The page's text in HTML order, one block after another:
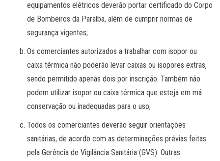
equipamentos elétricos deverão portar certificado do Corpo
de Bombeiros da Paraíba, além de cumprir normas de
segurança vigentes;
Os comerciantes autorizados a trabalhar com isopor ou
caixa térmica não poderão levar caixas ou isopores extras,
sendo permitido apenas dois por inscrição. Também não
podem utilizar isopor ou caixa térmica que esteja em má
conservação ou inadequadas para o uso;
Todos os comerciantes deverão seguir orientações
sanitárias, de acordo com as determinações prévias feitas
pela Gerência de Vigilância Sanitária (GVS). Outras